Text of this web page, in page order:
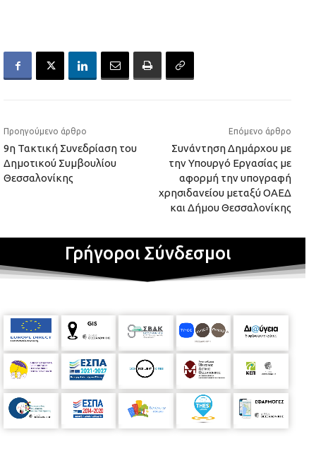
Προηγούμενο άρθρο
9η Τακτική Συνεδρίαση του
Δημοτικού Συμβουλίου
Θεσσαλονίκης
Επόμενο άρθρο
Συνάντηση Δημάρχου με
την Υπουργό Εργασίας με
αφορμή την υπογραφή
χρησιδανείου μεταξύ ΟΑΕΔ
και Δήμου Θεσσαλονίκης
Γρήγοροι Σύνδεσμοι